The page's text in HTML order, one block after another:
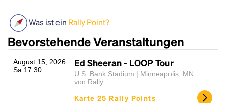
Was ist ein Rally Point?
Bevorstehende Veranstaltungen
August 15, 2026
Sa 17:30
Ed Sheeran - LOOP Tour
U.S. Bank Stadium | Minneapolis, MN
von Rally
Karte 25 Rally Points